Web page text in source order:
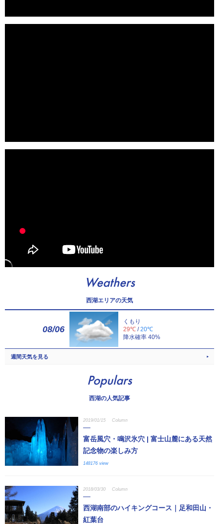
Weathers
西湖エリアの天気
08/06
くもり
29℃ /20℃
降水確率 40%
週間天気を見る
Populars
西湖の人気記事
2019/01/15 Column
富岳風穴・鳴沢氷穴 | 富士山麓にある天然
記念物の楽しみ方
148176 view
2018/03/30 Column
西湖南部のハイキングコース｜足和田山・
紅葉台